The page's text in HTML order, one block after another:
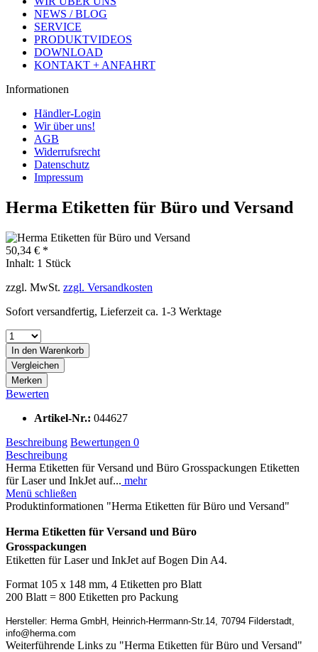
NEWS / BLOG
SERVICE
PRODUKTVIDEOS
DOWNLOAD
KONTAKT + ANFAHRT
Informationen
Händler-Login
Wir über uns!
AGB
Widerrufsrecht
Datenschutz
Impressum
Herma Etiketten für Büro und Versand
50,34 € *
Inhalt: 1 Stück
zzgl. MwSt. zzgl. Versandkosten
Sofort versandfertig, Lieferzeit ca. 1-3 Werktage
In den Warenkorb
Vergleichen
Merken
Bewerten
Artikel-Nr.: 044627
Beschreibung Bewertungen 0
Beschreibung
Herma Etiketten für Versand und Büro Grosspackungen Etiketten
für Laser und InkJet auf... mehr
Menü schließen
Produktinformationen "Herma Etiketten für Büro und Versand"
Herma Etiketten für Versand und Büro
Grosspackungen
Etiketten für Laser und InkJet auf Bogen Din A4.
Format 105 x 148 mm, 4 Etiketten pro Blatt
200 Blatt = 800 Etiketten pro Packung
Hersteller: Herma GmbH, Heinrich-Herrmann-Str.14, 70794 Filderstadt,
info@herma.com
Weiterführende Links zu "Herma Etiketten für Büro und Versand"